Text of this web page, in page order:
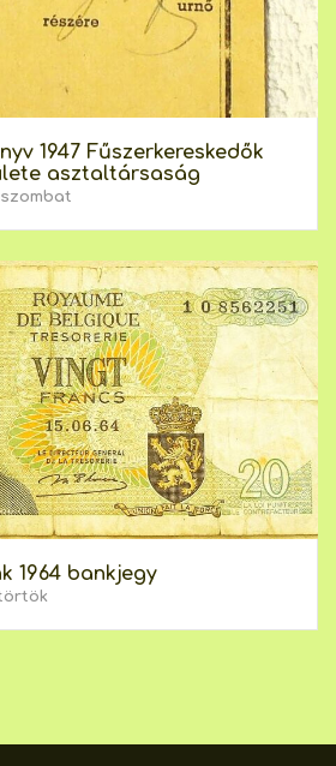
1947 Fűszerkereskedők
asztaltársaság
1964 bankjegy